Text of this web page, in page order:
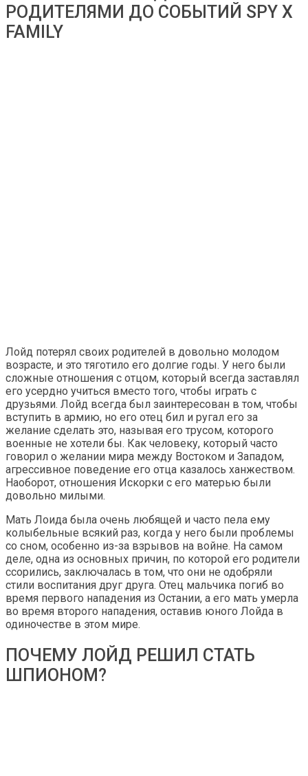
РОДИТЕЛЯМИ ДО СОБЫТИЙ SPY X
FAMILY
Лойд потерял своих родителей в довольно молодом
возрасте, и это тяготило его долгие годы. У него были
сложные отношения с отцом, который всегда заставлял
его усердно учиться вместо того, чтобы играть с
друзьями. Лойд всегда был заинтересован в том, чтобы
вступить в армию, но его отец бил и ругал его за
желание сделать это, называя его трусом, которого
военные не хотели бы. Как человеку, который часто
говорил о желании мира между Востоком и Западом,
агрессивное поведение его отца казалось ханжеством.
Наоборот, отношения Искорки с его матерью были
довольно милыми.
Мать Лоида была очень любящей и часто пела ему
колыбельные всякий раз, когда у него были проблемы
со сном, особенно из-за взрывов на войне. На самом
деле, одна из основных причин, по которой его родители
ссорились, заключалась в том, что они не одобряли
стили воспитания друг друга. Отец мальчика погиб во
время первого нападения из Остании, а его мать умерла
во время второго нападения, оставив юного Лойда в
одиночестве в этом мире.
ПОЧЕМУ ЛОЙД РЕШИЛ СТАТЬ
ШПИОНОМ?